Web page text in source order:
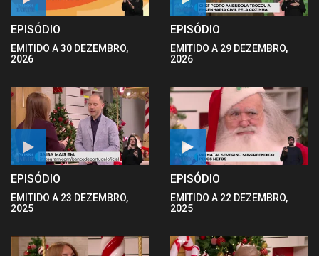
EPISÓDIO
EMITIDO A 30 DEZEMBRO,
2026
EPISÓDIO
EMITIDO A 29 DEZEMBRO,
2026
EPISÓDIO
EMITIDO A 23 DEZEMBRO,
2025
EPISÓDIO
EMITIDO A 22 DEZEMBRO,
2025